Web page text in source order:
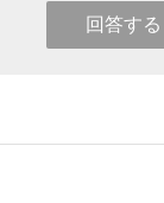
回答する